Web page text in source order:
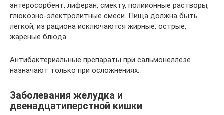
энтеросорбент, лиферан, смекту, полиионные растворы,
глюкозно-электролитные смеси. Пища должна быть
легкой, из рациона исключаются жирные, острые,
жареные блюда.
Антибактериальные препараты при сальмонеллезе
назначают только при осложнениях.
Заболевания желудка и
двенадцатиперстной кишки